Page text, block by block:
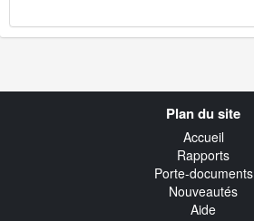
Plan du site
Accueil
Rapports
Porte-documents
Nouveautés
Aide